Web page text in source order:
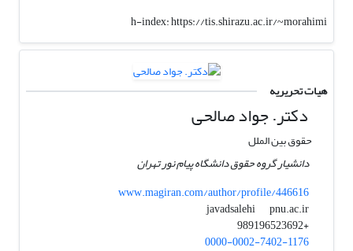
h-index:https://tis.shirazu.ac.ir/~morahimi
هیات تحریریه
دکتر. جواد صالحی
حقوق بین الملل
دانشیار گروه حقوق دانشگاه پیام نور تهران
www.magiran.com/author/profile/446616
javadsalehi
pnu.ac.ir
+989196523692
0000-0002-7402-1176